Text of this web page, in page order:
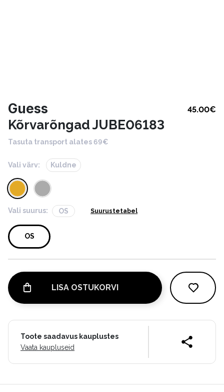
Guess 45.00€
Kõrvarõngad JUBE06183
Tasuta transport alates 69€
Vali värv: Kuldne
Vali suurus: OS Suurustetabel
OS
LISA OSTUKORVI
Toote saadavus kauplustes
Vaata kaupluseid